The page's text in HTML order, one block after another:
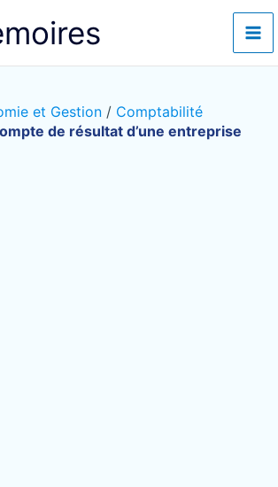
et Gestion / Comptabilité
de résultat d’une entreprise